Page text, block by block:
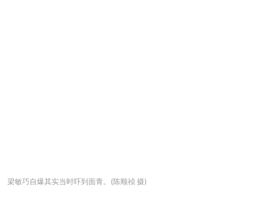
梁敏巧自爆其实当时吓到面青。(陈顺祯 摄)